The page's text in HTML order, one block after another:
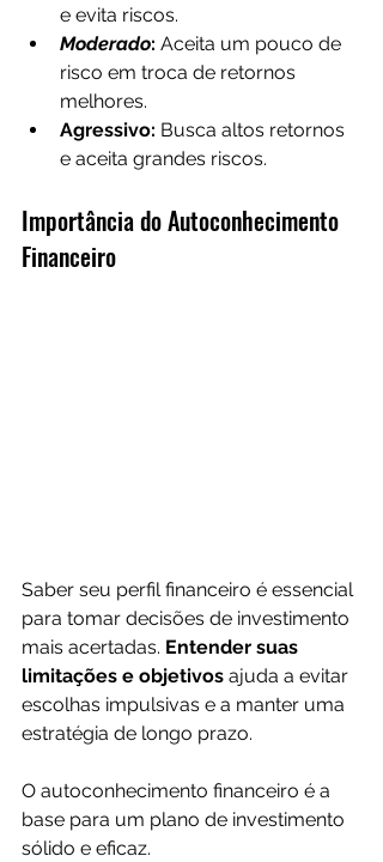
e evita riscos.
Moderado: Aceita um pouco de
risco em troca de retornos
melhores.
Agressivo: Busca altos retornos
e aceita grandes riscos.
Importância do Autoconhecimento
Financeiro
Saber seu perfil financeiro é essencial
para tomar decisões de investimento
mais acertadas. Entender suas
limitações e objetivos ajuda a evitar
escolhas impulsivas e a manter uma
estratégia de longo prazo.
O autoconhecimento financeiro é a
base para um plano de investimento
sólido e eficaz.